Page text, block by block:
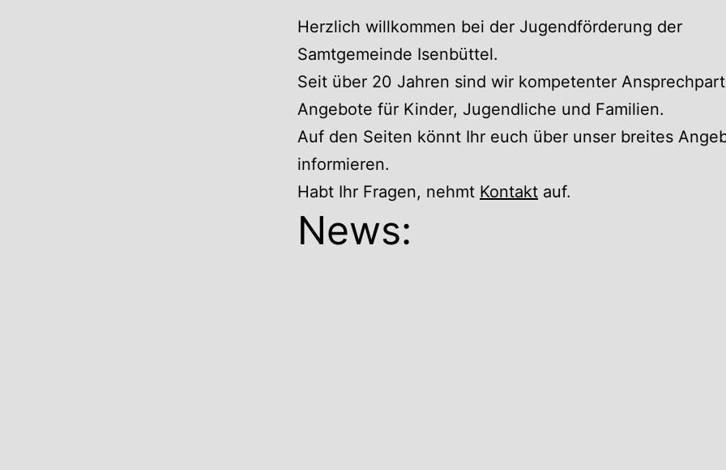
Herzlich willkommen bei der Jugendförderung der
Samtgemeinde Isenbüttel.
Seit über 20 Jahren sind wir kompetenter
Angebote für Kinder, Jugendliche und Familien.
Auf den Seiten könnt Ihr euch über unser breites
informieren.
Habt Ihr Fragen, nehmt Kontakt auf.
News: